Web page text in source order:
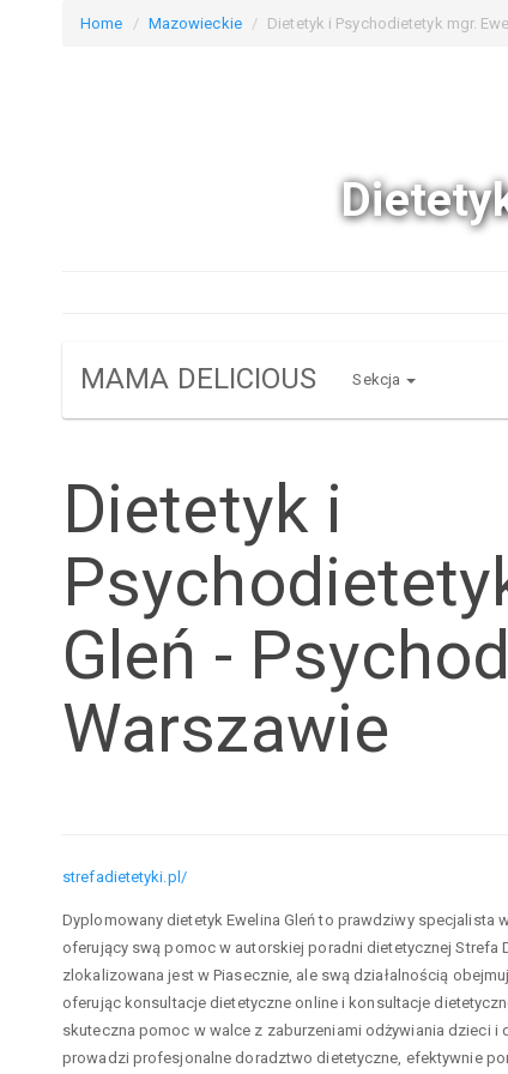
Home Mazowieckie Dietetyk i Psychodietetyk mgr.
MAMA DELICIOUS Sekcja
Dietetyk i
Gleń -
Warszawie
strefadietetyki.pl/
Dyplomowany dietetyk Ewelina Gleń to prawdziwy specjalista
oferujący swą pomoc w autorskiej poradni dietetycznej Strefa
zlokalizowana jest w Piasecznie, ale swą działalnością
oferując konsultacje dietetyczne online i konsultacje
skuteczna pomoc w walce z zaburzeniami odżywiania dzieci i
prowadzi profesjonalne doradztwo dietetyczne, efektywnie